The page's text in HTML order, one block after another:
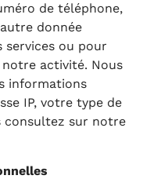
de téléphone,
donnée
services ou pour
activité. Nous
informations
IP, votre type de
consultez sur notre